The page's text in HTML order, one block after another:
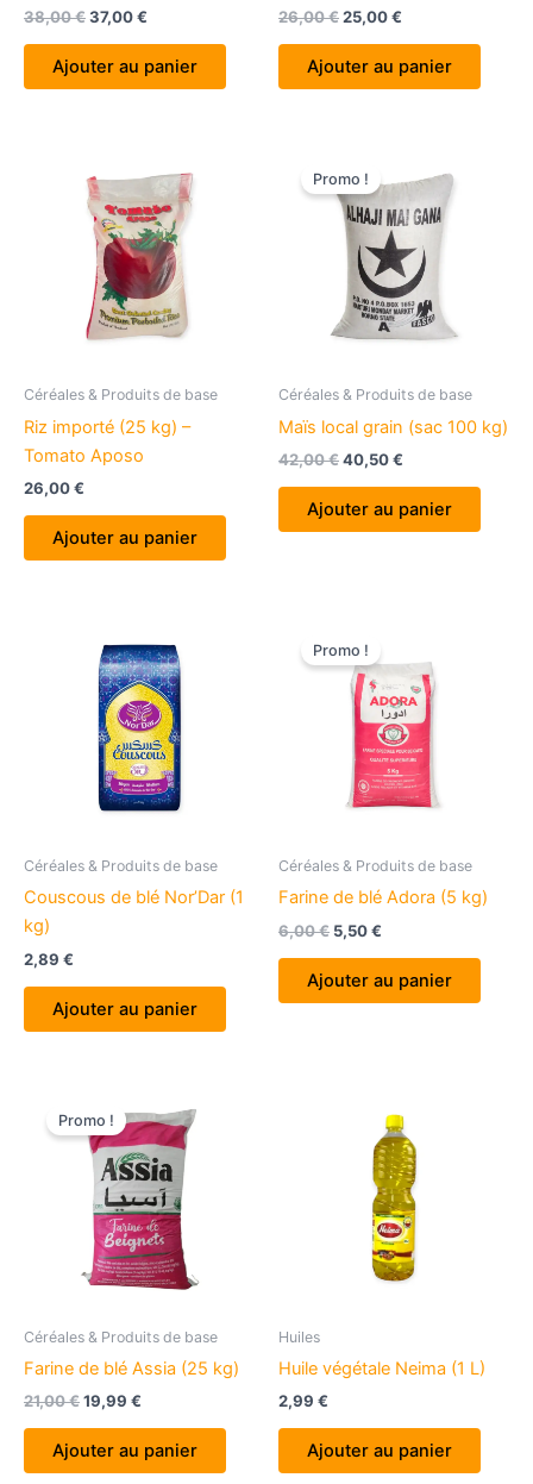
38,00€Le
était :
37,00€
actuel
est :
Ajouter au panier
26,00€Le
était :
25,00€
actuel
est :
Ajouter au panier
Céréales & Produits de base
Riz importé (25 kg) –
Tomato Aposo
26,00€
Ajouter au panier
Promo !
Céréales & Produits de base
Maïs local grain (sac 100 kg)
42,00€Le
était :
40,50€
actuel
est :
Ajouter au panier
Céréales & Produits de base
Couscous de blé Nor’Dar (1
kg)
2,89 €
Ajouter au panier
Promo !
Céréales & Produits de base
Farine de blé Adora (5 kg)
6,00€ Le
était :
5,50€
est :
Ajouter au panier
Promo !
Céréales & Produits de base
Farine de blé Assia (25 kg)
21,00€Le
initial
était :
19,99 €
actuel
est :
Ajouter au panier
Huiles
Huile végétale Neima (1 L)
2,99 €
Ajouter au panier